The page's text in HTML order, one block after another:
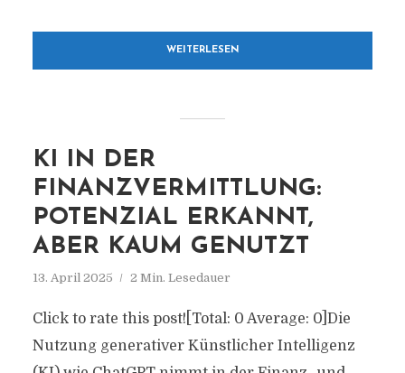
WEITERLESEN
KI IN DER
FINANZVERMITTLUNG:
POTENZIAL ERKANNT,
ABER KAUM GENUTZT
13. April 2025 2 Min. Lesedauer
Click to rate this post![Total: 0 Average: 0]Die
Nutzung generativer Künstlicher Intelligenz